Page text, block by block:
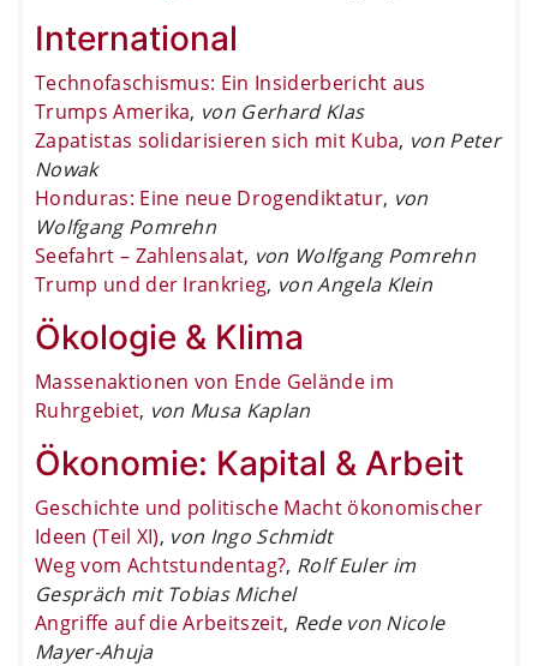
International
Technofaschismus: Ein Insiderbericht aus
Trumps Amerika, von Gerhard Klas
Zapatistas solidarisieren sich mit Kuba, von Peter
Nowak
Honduras: Eine neue Drogendiktatur, von
Wolfgang Pomrehn
Seefahrt – Zahlensalat, von Wolfgang Pomrehn
Trump und der Irankrieg, von Angela Klein
Ökologie & Klima
Massenaktionen von Ende Gelände im
Ruhrgebiet, von Musa Kaplan
Ökonomie: Kapital & Arbeit
Geschichte und politische Macht ökonomischer
Ideen (Teil XI), von Ingo Schmidt
Weg vom Achtstundentag?, Rolf Euler im
Gespräch mit Tobias Michel
Angriffe auf die Arbeitszeit, Rede von Nicole
Mayer-Ahuja